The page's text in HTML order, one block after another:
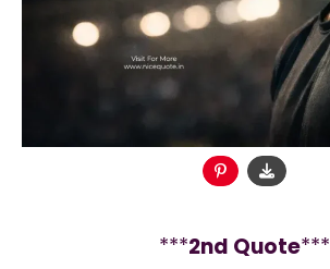
***2nd Quote***